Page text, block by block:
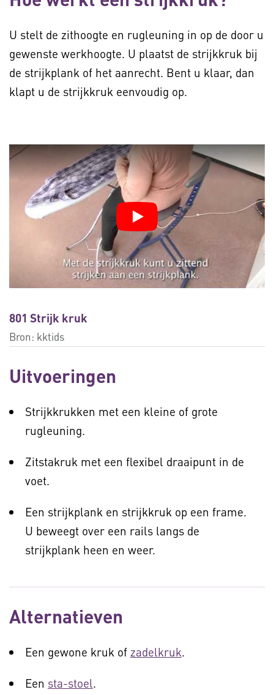
U stelt de zithoogte en rugleuning in op de door u
gewenste werkhoogte. U plaatst de strijkkruk bij
de strijkplank of het aanrecht. Bent u klaar, dan
klapt u de strijkkruk eenvoudig op.
801 Strijk kruk
Bron: kktids
Uitvoeringen
Strijkkrukken met een kleine of grote
rugleuning.
Zitstakruk met een flexibel draaipunt in de
voet.
Een strijkplank en strijkkruk op een frame.
U beweegt over een rails langs de
strijkplank heen en weer.
Alternatieven
Een gewone kruk of zadelkruk.
Een sta-stoel.